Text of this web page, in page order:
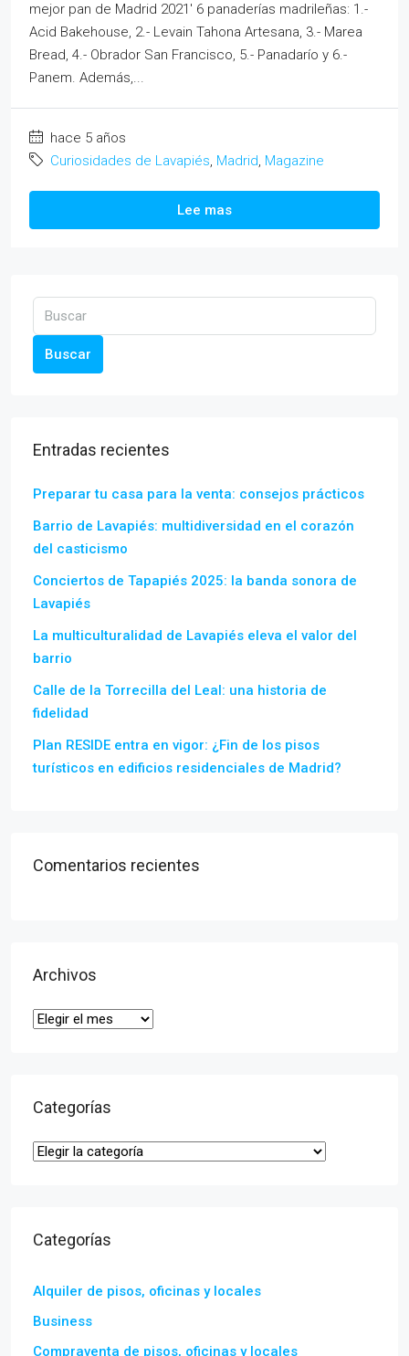
mejor pan de Madrid 2021' 6 panaderías madrileñas: 1.-
Acid Bakehouse, 2.- Levain Tahona Artesana, 3.- Marea
Bread, 4.- Obrador San Francisco, 5.- Panadarío y 6.-
Panem. Además,...
hace 5 años
Curiosidades de Lavapiés, Madrid, Magazine
Lee mas
Buscar
Entradas recientes
Preparar tu casa para la venta: consejos prácticos
Barrio de Lavapiés: multidiversidad en el corazón
del casticismo
Conciertos de Tapapiés 2025: la banda sonora de
Lavapiés
La multiculturalidad de Lavapiés eleva el valor del
barrio
Calle de la Torrecilla del Leal: una historia de
fidelidad
Plan RESIDE entra en vigor: ¿Fin de los pisos
turísticos en edificios residenciales de Madrid?
Comentarios recientes
Archivos
Categorías
Categorías
Alquiler de pisos, oficinas y locales
Business
Compraventa de pisos, oficinas y locales